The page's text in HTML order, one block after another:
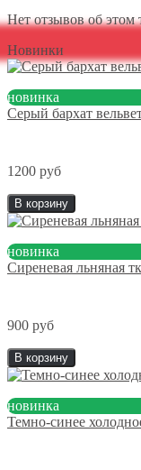
Нет отзывов об этом
Новинки
новинка
Серый бархат
1200 руб
В корзину
новинка
Сиреневая льняная
900 руб
В корзину
новинка
Темно-синее